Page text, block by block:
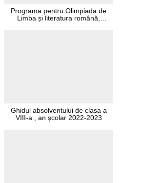
Programa pentru Olimpiada de
Limba și literatura română,
Ghidul absolventului de clasa a
VIII-a , an școlar 2022-2023